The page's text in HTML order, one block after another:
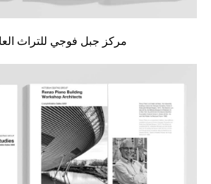
مركز جبل فوجي للتراث